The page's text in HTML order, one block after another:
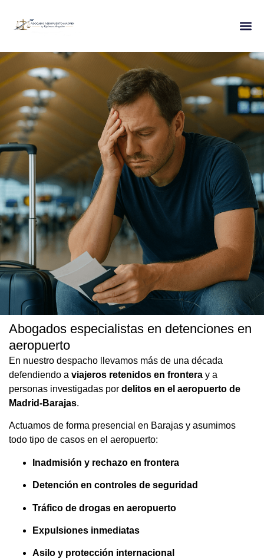
Abogado experto en detenciones e
inadmisiones en el Aeropuerto de
Madrid-Barajas
¿Has sido retenido, inadmitido o detenido en el aeropuerto de
Madrid-Barajas? Confía en nuestros abogados penalistas y de
asistencia legal inmediata, 24/7 y sin compromiso, tanto si eres
extranjero inadmitido como si has sido detenido por un posible
rapidez, rigor y total confidencialidad.
Abogados especialistas en detenciones en
aeropuerto
En nuestro despacho llevamos más de una década
defendiendo a viajeros retenidos en frontera y a
personas investigadas por delitos en el aeropuerto de
Madrid-Barajas.
Actuamos de forma presencial en Barajas y asumimos
todo tipo de casos en el aeropuerto:
Inadmisión y rechazo en frontera
Detención en controles de seguridad
Tráfico de drogas en aeropuerto
Expulsiones inmediatas
Asilo y protección internacional